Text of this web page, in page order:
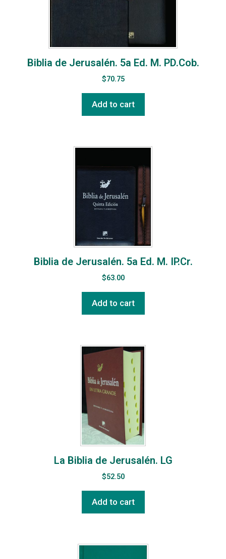
Biblia de Jerusalén. 5a Ed. M. PD.Cob.
$70.75
Add to cart
Biblia de Jerusalén. 5a Ed. M. IP.Cr.
$63.00
Add to cart
La Biblia de Jerusalén. LG
$52.50
Add to cart